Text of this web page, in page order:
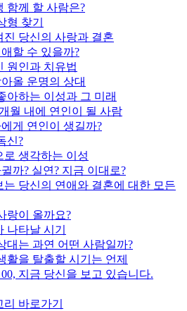
함께 할 사람은?
형 찾기
진 당신의 사랑과 결혼
할 수 있을까?
원인과 치유법
올 운명의 상대
아하는 이성과 그 미래
월 내에 연인이 될 사람
게 연인이 생길까?
신?
로 생각하는 이성
까? 실연? 지금 이대로?
는 당신의 연애와 결혼에 대한 모든
랑이 올까요?
나타날 시기
대는 과연 어떤 사람일까?
활을 탈출할 시기는 언제
지금 당신을 보고 있습니다.
바로가기